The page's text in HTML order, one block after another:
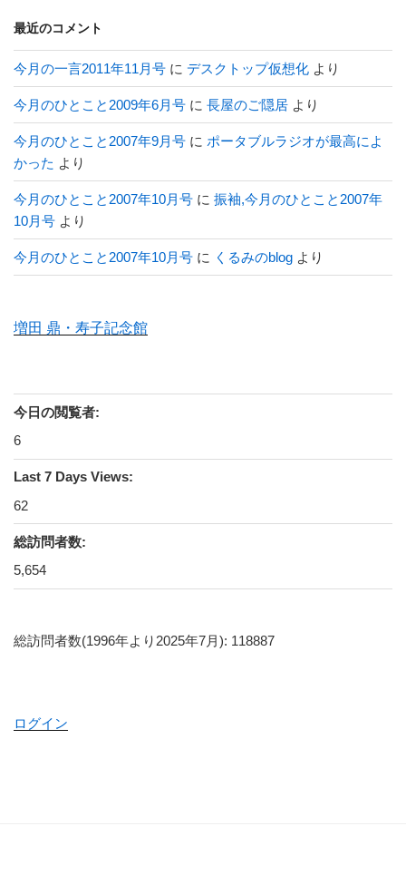
最近のコメント
今月の一言2011年11月号 に デスクトップ仮想化 より
今月のひとこと2009年6月号 に 長屋のご隠居 より
今月のひとこと2007年9月号 に ポータブルラジオが最高によ
かった より
今月のひとこと2007年10月号 に 振袖,今月のひとこと2007年
10月号 より
今月のひとこと2007年10月号 に くるみのblog より
増田 鼎・寿子記念館
今日の閲覧者:
6
Last 7 Days Views:
62
総訪問者数:
5,654
総訪問者数(1996年より2025年7月): 118887
ログイン